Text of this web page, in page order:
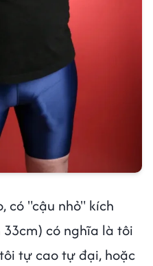
có "cậu nhỏ" kích
có nghĩa là tôi
tự cao tự đại, hoặc